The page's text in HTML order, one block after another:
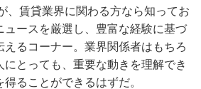
、賃貸業界に関わる方なら知ってお
ュースを厳選し、豊富な経験に基づ
えるコーナー。業界関係者はもちろ
にとっても、重要な動きを理解でき
ることができるはずだ。